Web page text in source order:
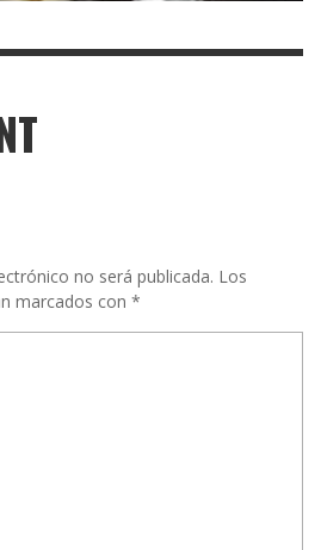
no será publicada. Los
marcados con *